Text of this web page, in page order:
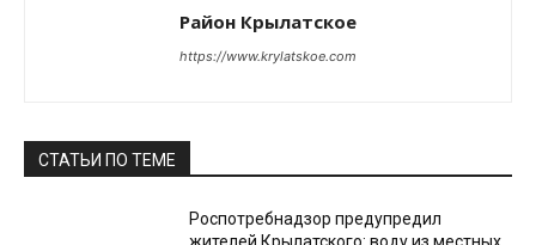
Район Крылатское
https://www.krylatskoe.com
СТАТЬИ ПО ТЕМЕ
Роспотребнадзор предупредил